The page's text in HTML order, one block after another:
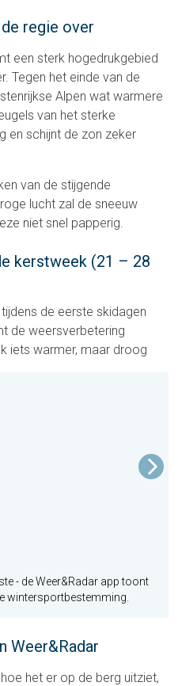
regie over
een sterk hogedrukgebied
Tegen het einde van de
Alpen wat warmere
van het sterke
en schijnt de zon zeker
van de stijgende
lucht zal de sneeuw
niet snel papperig.
kerstweek (21 – 28
de eerste skidagen
de weersverbetering
iets warmer, maar droog
- de Weer&Radar app toont
wintersportbestemming.
Weer&Radar
het er op de berg uitziet,